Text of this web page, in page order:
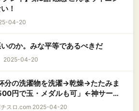
！
04-20
のか。みな平等であるべきだ
2025-04-20
分の洗濯物を洗濯→乾燥→たたみま
円で玉・メダルも可」←神サービ
チスロ.com 2025-04-20